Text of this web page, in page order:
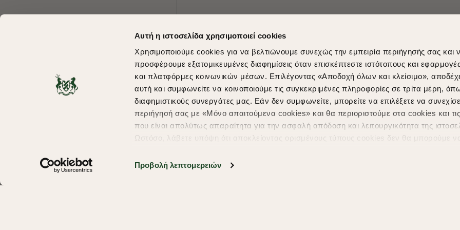
Αυτή η ιστοσελίδα χρησιμοποιεί cookies
Χρησιμοποιούμε cookies για να βελτιώνουμε συνεχώς την εμπειρία περιήγησής σας και
προσφέρουμε εξατομικευμένες διαφημίσεις όταν επισκέπτεστε ιστότοπους και
και πλατφόρμες κοινωνικών μέσων. Επιλέγοντας «Αποδοχή όλων και κλείσιμο»,
αυτή και συμφωνείτε να κοινοποιούμε τις συγκεκριμένες πληροφορίες σε τρίτα μέρη,
διαφημιστικούς συνεργάτες μας. Εάν δεν συμφωνείτε, μπορείτε να επιλέξετε να
περιήγησή σας με «Μόνο απαιτούμενα cookies» και θα περιοριστούμε στα cookies και τις
που είναι απολύτως απαραίτητα για την ασφαλή απόδοση και λειτουργικότητα της
Ωστόσο, λάβετε υπόψη ότι αποκλείοντας ορισμένους τύπους cookies δεν θα μπορούμε
υπηρεσίες και διαφημίσεις. Για να προσαρμόσετε τις επιλογές σας ή να ανακαλέσετε τη
Προβολή λεπτομερειών
Shopping in secure with Shipping